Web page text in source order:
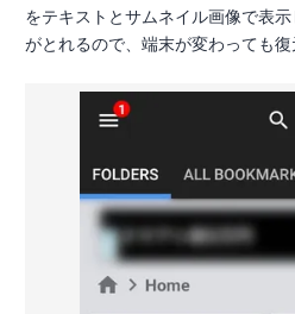
をテキストとサムネイル画像で表
がとれるので、端末が変わっても復